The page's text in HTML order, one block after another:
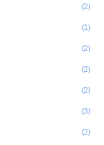
(2)
(1)
(2)
(2)
(2)
(3)
(2)